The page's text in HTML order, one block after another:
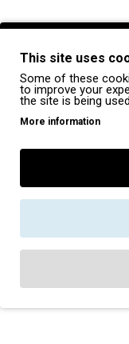
BRANDS
Payper
Dike
Coverguard
Portwest
Exena
This site uses
Some of these
to improve your
the site is being
More information